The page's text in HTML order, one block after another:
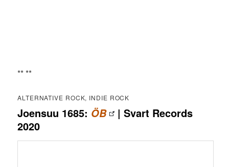
** **
ALTERNATIVE ROCK, INDIE ROCK
Joensuu 1685: ÖB
| Svart Records
2020